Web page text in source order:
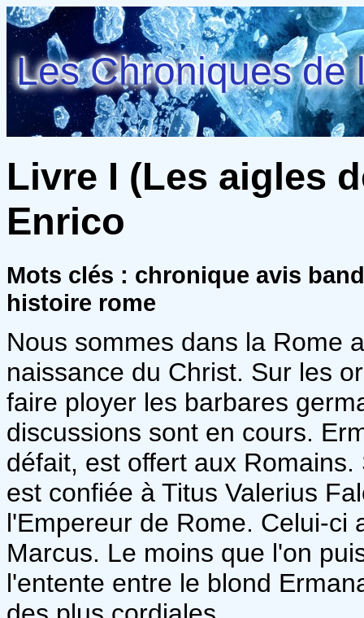
Les Chroniques de
Livre I (Les aigles
Enrico
Mots clés : chronique avis
histoire rome
Nous sommes dans la Rome
naissance du Christ. Sur les
faire ployer les barbares
discussions sont en cours.
défait, est offert aux
est confiée à Titus Valerius
l'Empereur de Rome. Celui-ci
Marcus. Le moins que l'on
l'entente entre le blond